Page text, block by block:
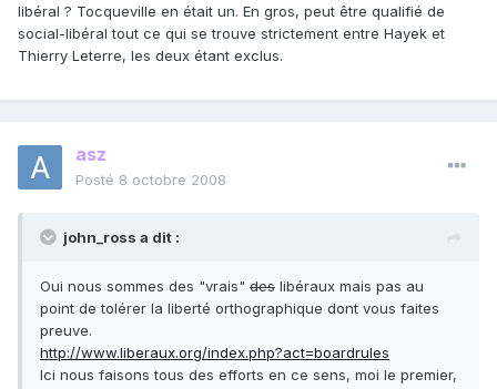
libéral ? Tocqueville en était un. En gros, peut être qualifié de
social-libéral tout ce qui se trouve strictement entre Hayek et
Thierry Leterre, les deux étant exclus.
asz
Posté 8 octobre 2008
john_ross a dit :
Oui nous sommes des "vrais" des libéraux mais pas au
point de tolérer la liberté orthographique dont vous faites
preuve.
http://www.liberaux.org/index.php?act=boardrules
Ici nous faisons tous des efforts en ce sens, moi le premier,